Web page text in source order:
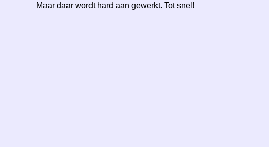
Maar daar wordt hard aan gewerkt. Tot snel!